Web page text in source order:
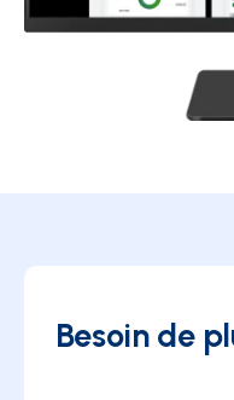
Besoin de